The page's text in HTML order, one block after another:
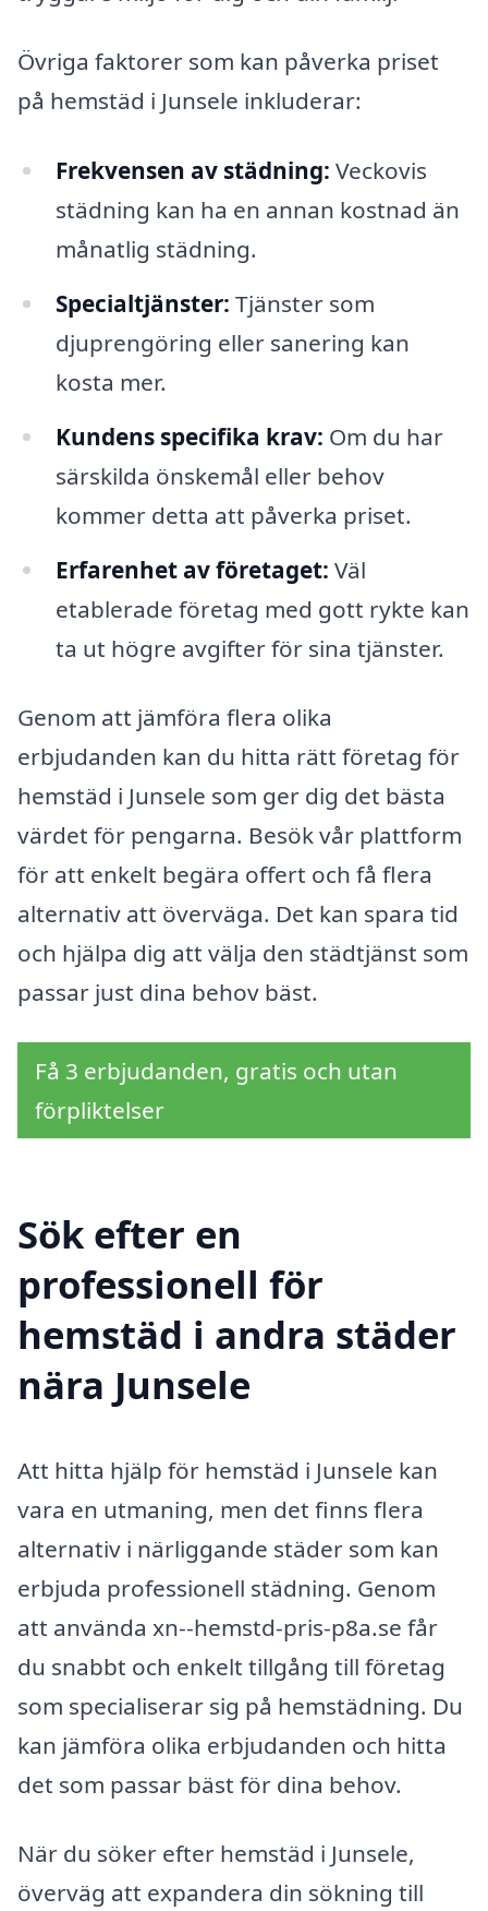
Övriga faktorer som kan påverka priset
på hemstäd i Junsele inkluderar:
Frekvensen av städning: Veckovis
städning kan ha en annan kostnad än
månatlig städning.
Specialtjänster: Tjänster som
djuprengöring eller sanering kan
kosta mer.
Kundens specifika krav: Om du har
särskilda önskemål eller behov
kommer detta att påverka priset.
Erfarenhet av företaget: Väl
etablerade företag med gott rykte kan
ta ut högre avgifter för sina tjänster.
Genom att jämföra flera olika
erbjudanden kan du hitta rätt företag för
hemstäd i Junsele som ger dig det bästa
värdet för pengarna. Besök vår plattform
för att enkelt begära offert och få flera
alternativ att överväga. Det kan spara tid
och hjälpa dig att välja den städtjänst som
passar just dina behov bäst.
Få 3 erbjudanden, gratis och utan
förpliktelser
Sök efter en
professionell för
hemstäd i andra städer
nära Junsele
Att hitta hjälp för hemstäd i Junsele kan
vara en utmaning, men det finns flera
alternativ i närliggande städer som kan
erbjuda professionell städning. Genom
att använda xn--hemstd-pris-p8a.se får
du snabbt och enkelt tillgång till företag
som specialiserar sig på hemstädning. Du
kan jämföra olika erbjudanden och hitta
det som passar bäst för dina behov.
När du söker efter hemstäd i Junsele,
överväg att expandera din sökning till